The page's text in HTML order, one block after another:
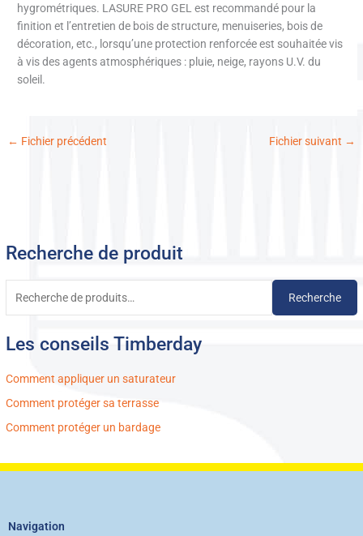
Recherche de produit
Recherche
Les conseils Timberday
Comment appliquer un saturateur
Comment protéger sa terrasse
Comment protéger un bardage
hygrométriques. LASURE PRO GEL est recommandé pour la
finition et l’entretien de bois de structure, menuiseries, bois de
décoration, etc., lorsqu’une protection renforcée est souhaitée vis
à vis des agents atmosphériques : pluie, neige, rayons U.V. du
soleil.
← Fichier précédent Fichier suivant →
Navigation